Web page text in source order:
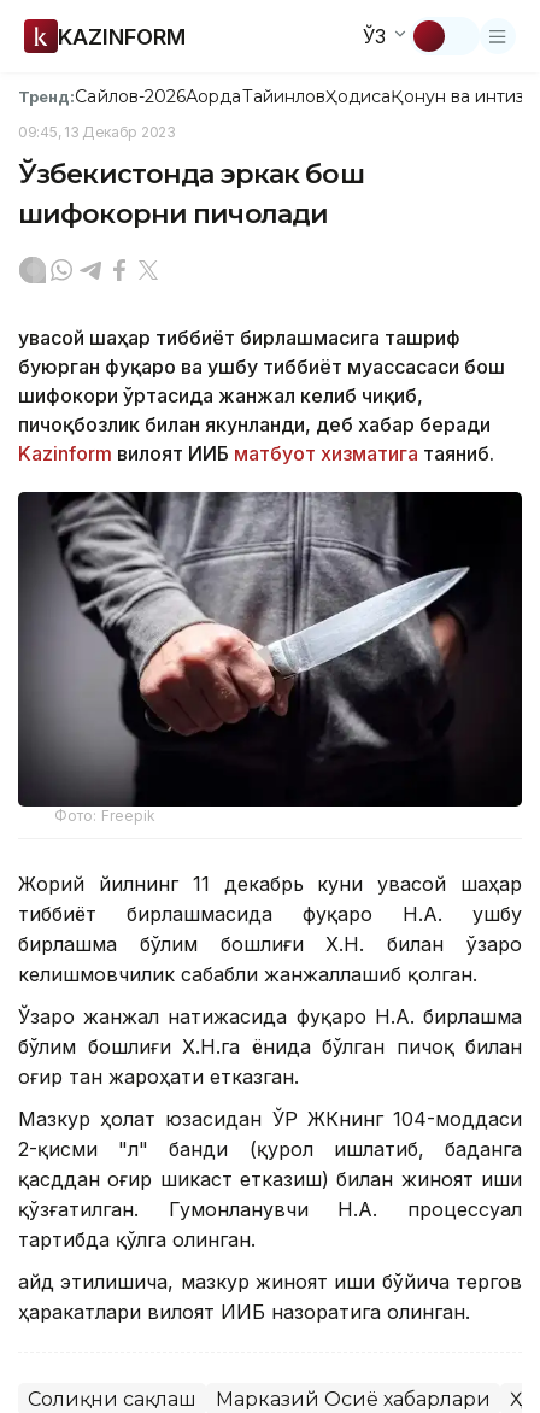
KAZINFORM ЎЗ
Тренд:Сайлов-2026АқордаТайинловҲодисаҚонун ва
09:45, 13 Декабр 2023
Ўзбекистонда эркак бош
шифокорни пичоқлади
Қувасой шаҳар тиббиёт бирлашмасига ташриф
буюрган фуқаро ва ушбу тиббиёт муассасаси бош
шифокори ўртасида жанжал келиб чиқиб,
пичоқбозлик билан якунланди, деб хабар беради
Kazinform вилоят ИИБ матбуот хизматига таяниб.
Фото: Freepik
Жорий йилнинг 11 декабрь куни Қувасой шаҳар
тиббиёт бирлашмасида фуқаро Н.А. ушбу
бирлашма бўлим бошлиғи Х.Н. билан ўзаро
келишмовчилик сабабли жанжаллашиб қолган.
Ўзаро жанжал натижасида фуқаро Н.А. бирлашма
бўлим бошлиғи Х.Н.га ёнида бўлган пичоқ билан
оғир тан жароҳати етказган.
Мазкур ҳолат юзасидан ЎР ЖКнинг 104-моддаси
2-қисми "л" банди (қурол ишлатиб, баданга
қасддан оғир шикаст етказиш) билан жиноят иши
қўзғатилган. Гумонланувчи Н.А. процессуал
тартибда қўлга олинган.
Қайд этилишича, мазкур жиноят иши бўйича тергов
ҳаракатлари вилоят ИИБ назоратига олинган.
Соғлиқни сақлаш Марказий Осиё хабарлари